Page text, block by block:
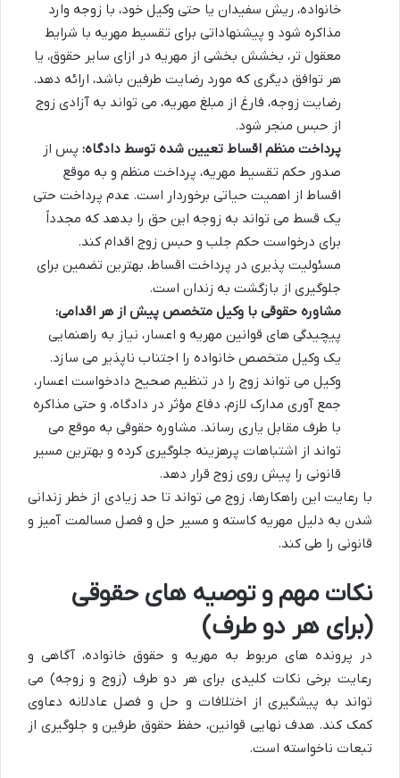
خانواده، ریش سفیدان یا حتی وکیل خود، با زوجه وارد
مذاکره شود و پیشنهاداتی برای تقسیط مهریه با شرایط
معقول تر، بخشش بخشی از مهریه در ازای سایر حقوق، یا
هر توافق دیگری که مورد رضایت طرفین باشد، ارائه دهد.
رضایت زوجه، فارغ از مبلغ مهریه، می تواند به آزادی زوج
از حبس منجر شود.
پرداخت منظم اقساط تعیین شده توسط دادگاه: پس از
صدور حکم تقسیط مهریه، پرداخت منظم و به موقع
اقساط از اهمیت حیاتی برخوردار است. عدم پرداخت حتی
یک قسط می تواند به زوجه این حق را بدهد که مجدداً
برای درخواست حکم جلب و حبس زوج اقدام کند.
مسئولیت پذیری در پرداخت اقساط، بهترین تضمین برای
جلوگیری از بازگشت به زندان است.
مشاوره حقوقی با وکیل متخصص پیش از هر اقدامی:
پیچیدگی های قوانین مهریه و اعسار، نیاز به راهنمایی
یک وکیل متخصص خانواده را اجتناب ناپذیر می سازد.
وکیل می تواند زوج را در تنظیم صحیح دادخواست اعسار،
جمع آوری مدارک لازم، دفاع مؤثر در دادگاه، و حتی مذاکره
با طرف مقابل یاری رساند. مشاوره حقوقی به موقع می
تواند از اشتباهات پرهزینه جلوگیری کرده و بهترین مسیر
قانونی را پیش روی زوج قرار دهد.
با رعایت این راهکارها، زوج می تواند تا حد زیادی از خطر زندانی
شدن به دلیل مهریه کاسته و مسیر حل و فصل مسالمت آمیز و
قانونی را طی کند.
نکات مهم و توصیه های حقوقی
(برای هر دو طرف)
در پرونده های مربوط به مهریه و حقوق خانواده، آگاهی و
رعایت برخی نکات کلیدی برای هر دو طرف (زوج و زوجه) می
تواند به پیشگیری از اختلافات و حل و فصل عادلانه دعاوی
کمک کند. هدف نهایی قوانین، حفظ حقوق طرفین و جلوگیری از
تبعات ناخواسته است.